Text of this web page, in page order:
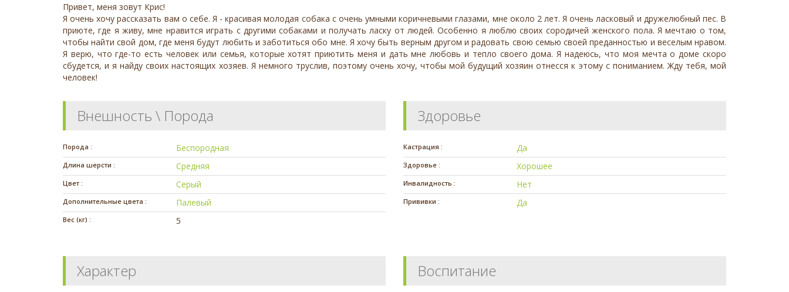
Привет, меня зовут Крис!
Я очень хочу рассказать вам о себе. Я - красивая молодая собака с очень умными коричневыми глазами, мне около 2 лет. Я очень ласковый и дружелюбный пес. В
приюте, где я живу, мне нравится играть с другими собаками и получать ласку от людей. Особенно я люблю своих сородичей женского пола. Я мечтаю о том,
чтобы найти свой дом, где меня будут любить и заботиться обо мне. Я хочу быть верным другом и радовать свою семью своей преданностью и веселым нравом.
Я верю, что где-то есть человек или семья, которые хотят приютить меня и дать мне любовь и тепло своего дома. Я надеюсь, что моя мечта о доме скоро
сбудется, и я найду своих настоящих хозяев. Я немного труслив, поэтому очень хочу, чтобы мой будущий хозяин отнесся к этому с пониманием. Жду тебя, мой
человек!
Внешность \ Порода
Порода : Беспородная
Длина шерсти : Средняя
Цвет : Серый
Дополнительные цвета : Палевый
Вес (кг) : 5
Здоровье
Кастрация : Да
Здоровье : Хорошее
Инвалидность : Нет
Прививки : Да
Характер Воспитание